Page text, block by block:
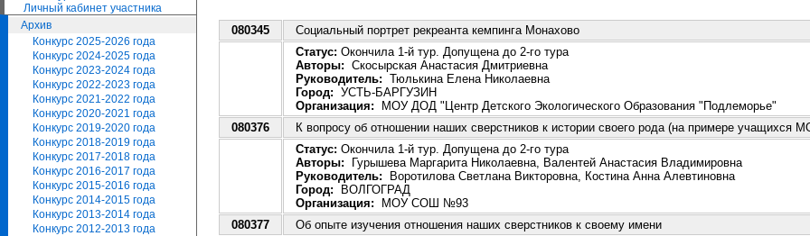
Личный кабинет участника
Архив
Конкурс 2025-2026 года
Конкурс 2024-2025 года
Конкурс 2023-2024 года
Конкурс 2022-2023 года
Конкурс 2021-2022 года
Конкурс 2020-2021 года
Конкурс 2019-2020 года
Конкурс 2018-2019 года
Конкурс 2017-2018 года
Конкурс 2016-2017 года
Конкурс 2015-2016 года
Конкурс 2014-2015 года
Конкурс 2013-2014 года
Конкурс 2012-2013 года
080345
Социальный портрет рекреанта кемпинга Монахово
Статус: Окончила 1-й тур. Допущена до 2-го тура
Авторы: Скосырская Анастасия Дмитриевна
Руководитель: Тюлькина Елена Николаевна
Город: УСТЬ-БАРГУЗИН
Организация: МОУ ДОД "Центр Детского Экологического Образования "Подлеморье"
080376
К вопросу об отношении наших сверстников к истории своего рода (на примере
Статус: Окончила 1-й тур. Допущена до 2-го тура
Авторы: Гурышева Маргарита Николаевна, Валентей Анастасия Владимировна
Руководитель: Воротилова Светлана Викторовна, Костина Анна Алевтиновна
Город: ВОЛГОГРАД
Организация: МОУ СОШ №93
080377
Об опыте изучения отношения наших сверстников к своему имени